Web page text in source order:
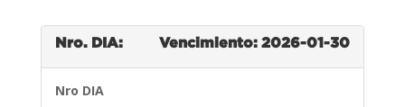
Nro. DIA: Vencimiento: 2026-01-30
Nro DIA